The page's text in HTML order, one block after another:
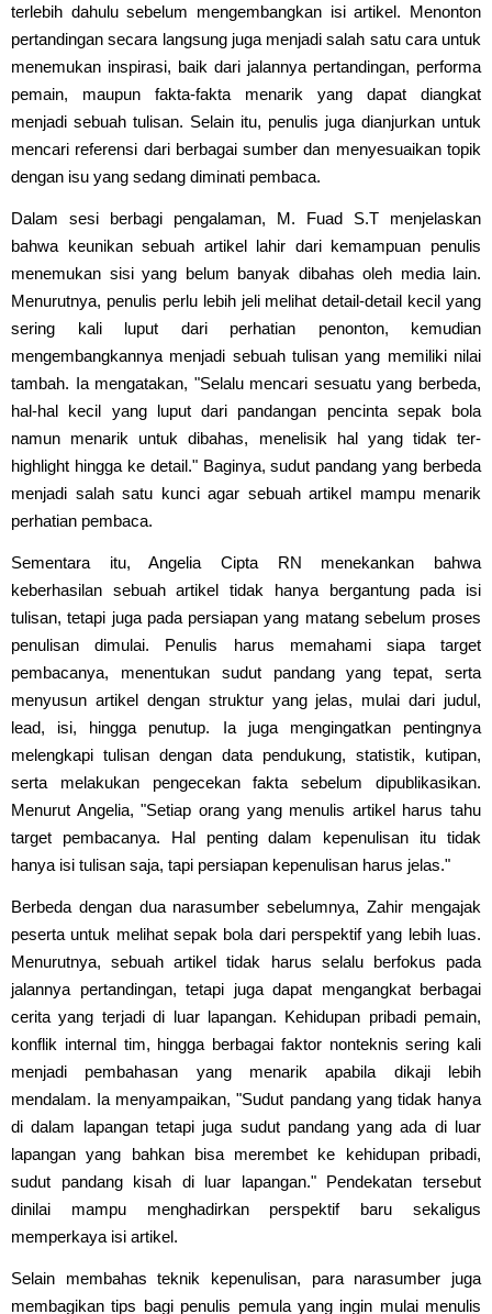
terlebih dahulu sebelum mengembangkan isi artikel. Menonton
pertandingan secara langsung juga menjadi salah satu cara untuk
menemukan inspirasi, baik dari jalannya pertandingan, performa
pemain, maupun fakta-fakta menarik yang dapat diangkat
menjadi sebuah tulisan. Selain itu, penulis juga dianjurkan untuk
mencari referensi dari berbagai sumber dan menyesuaikan topik
dengan isu yang sedang diminati pembaca.
Dalam sesi berbagi pengalaman, M. Fuad S.T menjelaskan
bahwa keunikan sebuah artikel lahir dari kemampuan penulis
menemukan sisi yang belum banyak dibahas oleh media lain.
Menurutnya, penulis perlu lebih jeli melihat detail-detail kecil yang
sering kali luput dari perhatian penonton, kemudian
mengembangkannya menjadi sebuah tulisan yang memiliki nilai
tambah. Ia mengatakan, "Selalu mencari sesuatu yang berbeda,
hal-hal kecil yang luput dari pandangan pencinta sepak bola
namun menarik untuk dibahas, menelisik hal yang tidak ter-
highlight hingga ke detail." Baginya, sudut pandang yang berbeda
menjadi salah satu kunci agar sebuah artikel mampu menarik
perhatian pembaca.
Sementara itu, Angelia Cipta RN menekankan bahwa
keberhasilan sebuah artikel tidak hanya bergantung pada isi
tulisan, tetapi juga pada persiapan yang matang sebelum proses
penulisan dimulai. Penulis harus memahami siapa target
pembacanya, menentukan sudut pandang yang tepat, serta
menyusun artikel dengan struktur yang jelas, mulai dari judul,
lead, isi, hingga penutup. Ia juga mengingatkan pentingnya
melengkapi tulisan dengan data pendukung, statistik, kutipan,
serta melakukan pengecekan fakta sebelum dipublikasikan.
Menurut Angelia, "Setiap orang yang menulis artikel harus tahu
target pembacanya. Hal penting dalam kepenulisan itu tidak
hanya isi tulisan saja, tapi persiapan kepenulisan harus jelas."
Berbeda dengan dua narasumber sebelumnya, Zahir mengajak
peserta untuk melihat sepak bola dari perspektif yang lebih luas.
Menurutnya, sebuah artikel tidak harus selalu berfokus pada
jalannya pertandingan, tetapi juga dapat mengangkat berbagai
cerita yang terjadi di luar lapangan. Kehidupan pribadi pemain,
konflik internal tim, hingga berbagai faktor nonteknis sering kali
menjadi pembahasan yang menarik apabila dikaji lebih
mendalam. Ia menyampaikan, "Sudut pandang yang tidak hanya
di dalam lapangan tetapi juga sudut pandang yang ada di luar
lapangan yang bahkan bisa merembet ke kehidupan pribadi,
sudut pandang kisah di luar lapangan." Pendekatan tersebut
dinilai mampu menghadirkan perspektif baru sekaligus
memperkaya isi artikel.
Selain membahas teknik kepenulisan, para narasumber juga
membagikan tips bagi penulis pemula yang ingin mulai menulis